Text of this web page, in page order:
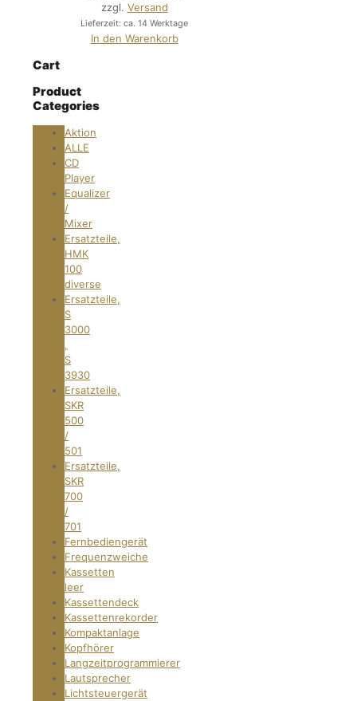
zzgl. Versand
Lieferzeit: ca. 14 Werktage
In den Warenkorb
Cart
Product
Categories
Aktion
ALLE
CD
Player
Equalizer
/
Mixer
Ersatzteile,
HMK
100
diverse
Ersatzteile,
S
3000
,
S
3930
Ersatzteile,
SKR
500
/
501
Ersatzteile,
SKR
700
/
701
Fernbediengerät
Frequenzweiche
Kassetten
leer
Kassettendeck
Kassettenrekorder
Kompaktanlage
Kopfhörer
Langzeitprogrammierer
Lautsprecher
Lichtsteuergerät